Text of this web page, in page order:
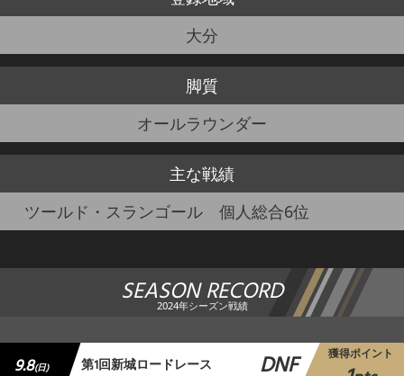
大分
脚質
オールラウンダー
主な戦績
ツールド・スランゴール 個人総合6位
SEASON RECORD
2024年シーズン戦績
9.8(日) 第1回新城ロードレース DNF 獲得ポイント